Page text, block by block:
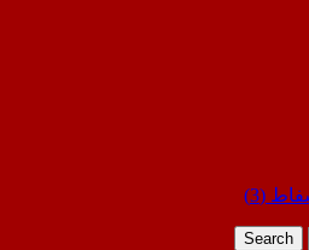
(3)
Search